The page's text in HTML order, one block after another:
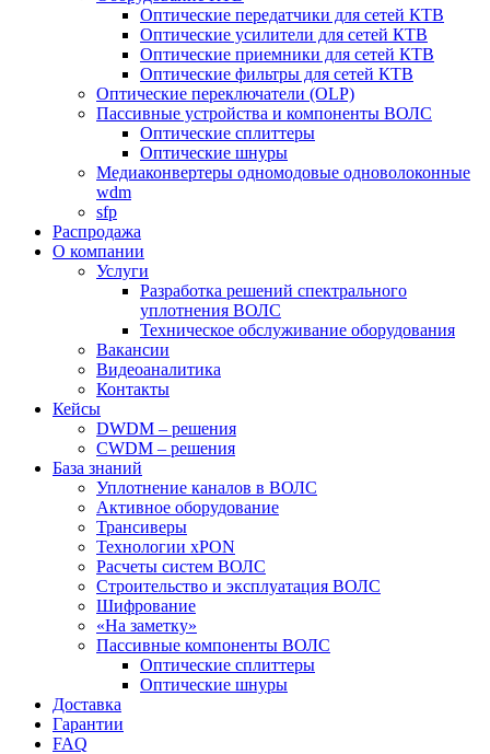
Оптические передатчики для сетей КТВ
Оптические усилители для сетей КТВ
Оптические приемники для сетей КТВ
Оптические фильтры для сетей КТВ
Оптические переключатели (OLP)
Пассивные устройства и компоненты ВОЛС
Оптические сплиттеры
Оптические шнуры
Медиаконвертеры одномодовые одноволоконные
wdm
sfp
Распродажа
О компании
Услуги
Разработка решений спектрального
уплотнения ВОЛС
Техническое обслуживание оборудования
Вакансии
Видеоаналитика
Контакты
Кейсы
DWDM – решения
CWDM – решения
База знаний
Уплотнение каналов в ВОЛС
Активное оборудование
Трансиверы
Технологии xPON
Расчеты систем ВОЛС
Строительство и эксплуатация ВОЛС
Шифрование
«На заметку»
Пассивные компоненты ВОЛС
Оптические сплиттеры
Оптические шнуры
Доставка
Гарантии
FAQ